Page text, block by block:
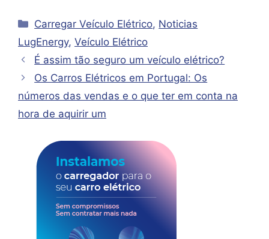
Categorias
Carregar Veículo Elétrico, Noticias
LugEnergy, Veículo Elétrico
É assim tão seguro um veículo elétrico?
Os Carros Elétricos em Portugal: Os
números das vendas e o que ter em conta na
hora de aquirir um